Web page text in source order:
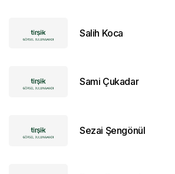
Salih Koca
Sami Çukadar
Sezai Şengönül